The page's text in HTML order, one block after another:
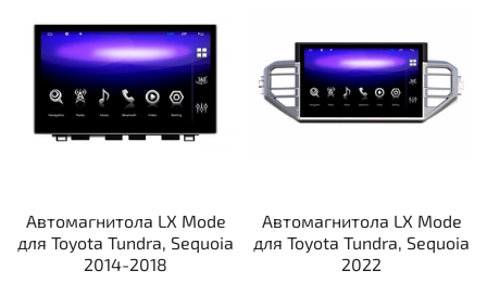
Автомагнитола LX Mode
для Toyota Tundra, Sequoia
2014-2018
Автомагнитола LX Mode
для Toyota Tundra, Sequoia
2022